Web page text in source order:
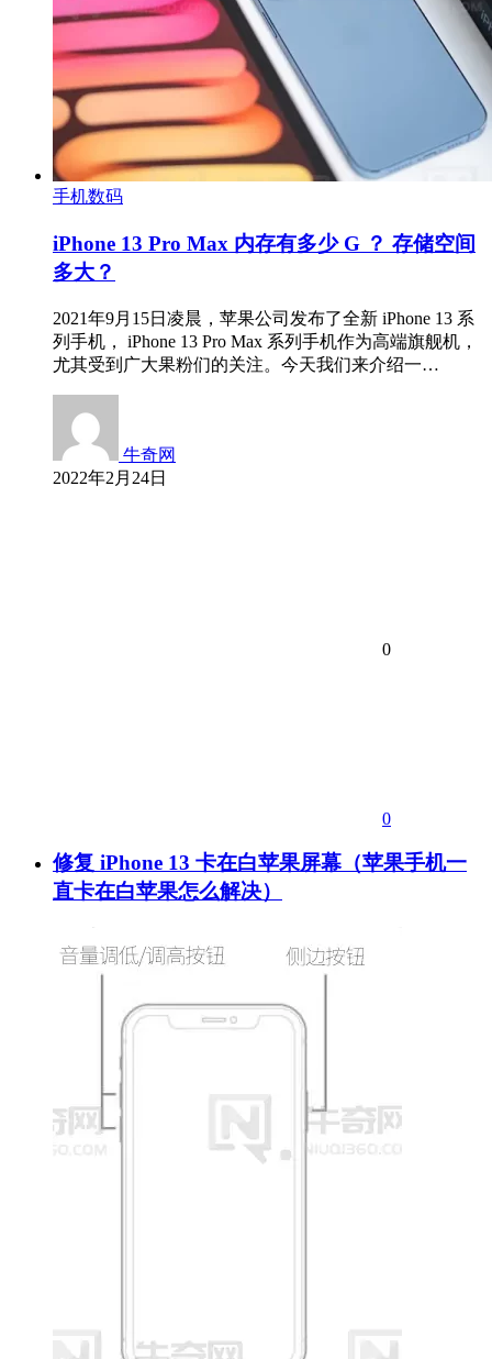
手机数码
iPhone 13 Pro Max 内存有多少 G ？ 存储空间
多大？
2021年9月15日凌晨，苹果公司发布了全新 iPhone 13 系
列手机， iPhone 13 Pro Max 系列手机作为高端旗舰机，
尤其受到广大果粉们的关注。今天我们来介绍一…
牛奇网
2022年2月24日
0
0
修复 iPhone 13 卡在白苹果屏幕（苹果手机一
直卡在白苹果怎么解决）